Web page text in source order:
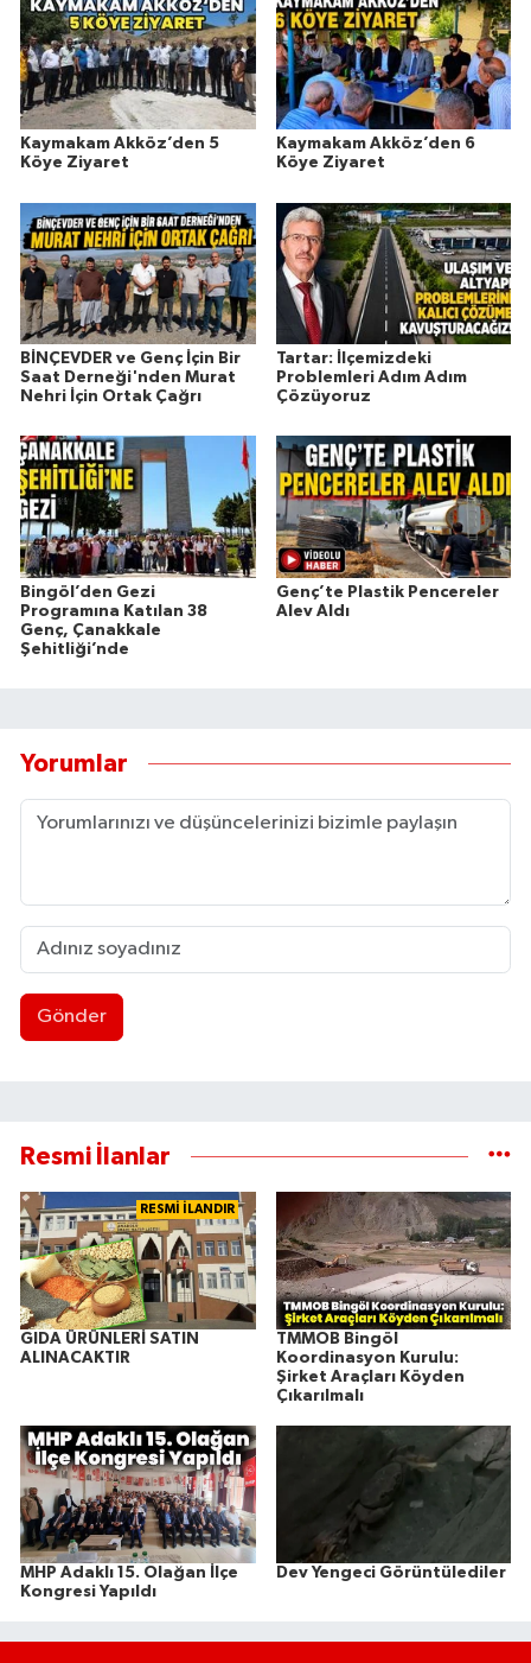
Kaymakam Akköz’den 5
Köye Ziyaret
Kaymakam Akköz’den 6
Köye Ziyaret
BİNÇEVDER ve Genç İçin Bir
Saat Derneği'nden Murat
Nehri İçin Ortak Çağrı
Tartar: İlçemizdeki
Problemleri Adım Adım
Çözüyoruz
Bingöl’den Gezi
Programına Katılan 38
Genç, Çanakkale
Şehitliği’nde
Genç’te Plastik Pencereler
Alev Aldı
Yorumlar
Gönder
Resmi İlanlar
RESMİ İLANDIR
GIDA ÜRÜNLERİ SATIN
ALINACAKTIR
TMMOB Bingöl
Koordinasyon Kurulu:
Şirket Araçları Köyden
Çıkarılmalı
MHP Adaklı 15. Olağan İlçe
Kongresi Yapıldı
Dev Yengeci Görüntülediler